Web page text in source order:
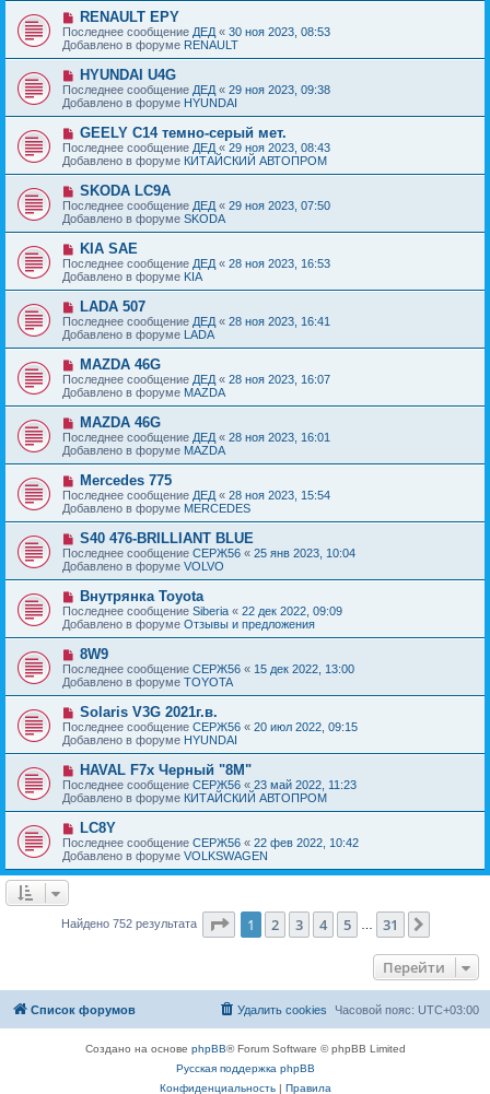
е
б
щ
е
н
и
е
е
с
о
о
б
щ
е
н
и
е
Н
о
в
о
е
с
о
о
б
щ
е
н
и
е
RENAULT EPY
Последнее сообщение ДЕД « 30 ноя 2023, 08:53
Добавлено в форуме RENAULT
Н
о
в
о
с
о
о
б
щ
е
н
и
е
HYUNDAI U4G
Последнее сообщение ДЕД « 29 ноя 2023, 09:38
Добавлено в форуме HYUNDAI
Н
о
в
о
е
с
о
о
б
щ
е
н
и
е
GEELY C14 темно-серый мет.
Последнее сообщение ДЕД « 29 ноя 2023, 08:43
Добавлено в форуме КИТАЙСКИЙ АВТОПРОМ
Н
о
в
о
е
с
о
о
б
е
н
и
е
SKODA LC9A
Последнее сообщение ДЕД « 29 ноя 2023, 07:50
Добавлено в форуме SKODA
Н
о
в
о
е
с
о
о
б
щ
е
н
и
е
KIA SAE
Последнее сообщение ДЕД « 28 ноя 2023, 16:53
Добавлено в форуме KIA
Н
о
в
о
е
с
о
о
б
щ
е
н
и
е
LADA 507
Последнее сообщение ДЕД « 28 ноя 2023, 16:41
Добавлено в форуме LADA
Н
о
в
о
е
с
о
о
б
щ
е
н
и
е
MAZDA 46G
Последнее сообщение ДЕД « 28 ноя 2023, 16:07
Добавлено в форуме MAZDA
Н
о
в
о
е
с
о
о
б
щ
е
н
и
е
MAZDA 46G
Последнее сообщение ДЕД « 28 ноя 2023, 16:01
Добавлено в форуме MAZDA
Н
о
в
о
е
с
о
о
б
щ
е
н
и
е
Mercedes 775
Последнее сообщение ДЕД « 28 ноя 2023, 15:54
Добавлено в форуме MERCEDES
Н
о
в
о
е
с
о
о
б
щ
е
н
и
е
S40 476-BRILLIANT BLUE
Последнее сообщение СЕРЖ56 « 25 янв 2023, 10:04
Добавлено в форуме VOLVO
Н
о
в
о
е
с
о
о
б
щ
е
н
и
е
Внутрянка Toyota
Последнее сообщение Siberia « 22 дек 2022, 09:09
Добавлено в форуме Отзывы и предложения
Н
о
в
о
е
с
о
о
б
щ
е
н
и
е
8W9
Последнее сообщение СЕРЖ56 « 15 дек 2022, 13:00
Добавлено в форуме TOYOTA
Н
о
в
о
е
с
о
о
б
е
н
и
е
Solaris V3G 2021г.в.
Последнее сообщение СЕРЖ56 « 20 июл 2022, 09:15
Добавлено в форуме HYUNDAI
Н
о
в
о
е
с
о
о
б
и
HAVAL F7x Черный "8M"
Последнее сообщение СЕРЖ56 « 23 май 2022, 11:23
Добавлено в форуме КИТАЙСКИЙ АВТОПРОМ
Н
о
в
о
е
о
б
LC8Y
Последнее сообщение СЕРЖ56 « 22 фев 2022, 10:42
Добавлено в форуме VOLKSWAGEN
Найдено 752 результата Страница из 31
1 2 3 4 5 31
Перейти
Список форумов Часовой пояс: UTC+03:00
Удалить cookies
Создано на основе phpBB® Forum Software © phpBB Limited
Русская поддержка phpBB
Конфиденциальность| Правила